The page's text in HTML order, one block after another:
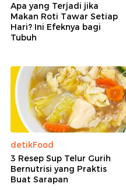
Apa yang Terjadi jika
Makan Roti Tawar Setiap
Hari? Ini Efeknya bagi
Tubuh
detikFood
3 Resep Sup Telur Gurih
Bernutrisi yang Praktis
Buat Sarapan